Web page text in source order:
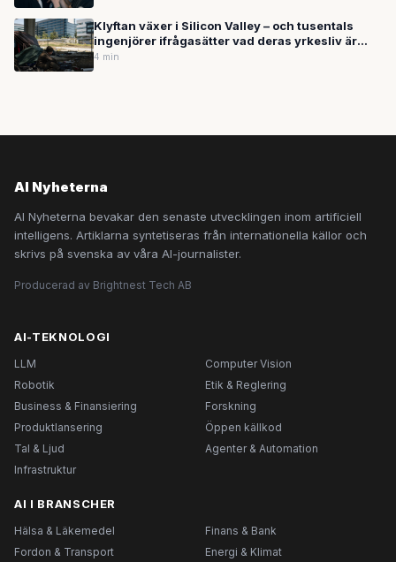
Klyftan växer i Silicon Valley – och tusentals
ingenjörer ifrågasätter vad deras yrkesliv är
värt
4 min
AI Nyheterna
AI Nyheterna bevakar den senaste utvecklingen inom artificiell
intelligens. Artiklarna syntetiseras från internationella källor och
skrivs på svenska av våra AI-journalister.
Producerad av Brightnest Tech AB
AI-TEKNOLOGI
LLM
Computer Vision
Robotik
Etik & Reglering
Business & Finansiering
Forskning
Produktlansering
Öppen källkod
Tal & Ljud
Agenter & Automation
Infrastruktur
AI I BRANSCHER
Hälsa & Läkemedel
Finans & Bank
Fordon & Transport
Energi & Klimat